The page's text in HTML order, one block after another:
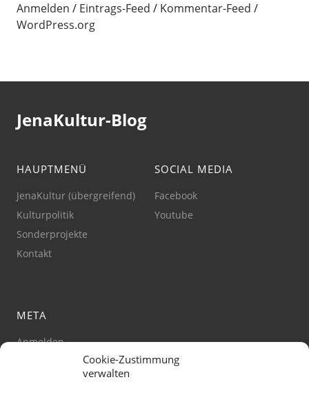
Cookie-Zustimmung
verwalten
Anmelden Eintrags-Feed
Kommentar-Feed
WordPress.org
JenaKultur-Blog
HAUPTMENÜ
JenaKultur (übergreifend)
Kulturpolitik
Sonderprojekte
Kontakt
SOCIAL MEDIA
Facebook
Youtube
META
Anmelden